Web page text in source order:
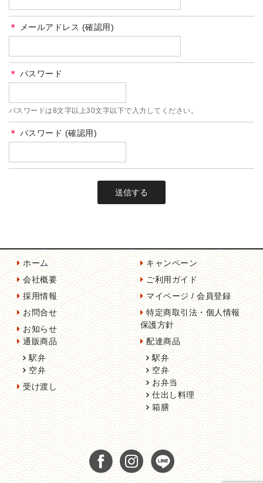
＊ メールアドレス (確認用)
＊ パスワード
パスワードは8文字以上30文字以下で入力してください。
＊ パスワード (確認用)
ホーム
会社概要
採用情報
お問合せ
お知らせ
通販商品
駅弁
空弁
受け渡し
配達商品
駅弁
空弁
お弁当
仕出し料理
箱膳
キャンペーン
ご利用ガイド
マイページ / 会員登録
特定商取引法・個人情報
保護方針